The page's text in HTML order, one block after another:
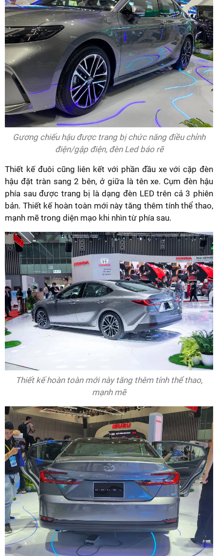
Gương chiếu hậu được trang bị chức năng điều chỉnh
điện/gập điện, đèn Led báo rẽ
Thiết kế đuôi cũng liên kết với phần đầu xe với cặp đèn
hậu đặt tràn sang 2 bên, ở giữa là tên xe. Cụm đèn hậu
phía sau được trang bị là dạng đèn LED trên cả 3 phiên
bản. Thiết kế hoàn toàn mới này tăng thêm tính thể thao,
mạnh mẽ trong diện mạo khi nhìn từ phía sau.
Thiết kế hoàn toàn mới này tăng thêm tính thể thao,
mạnh mẽ